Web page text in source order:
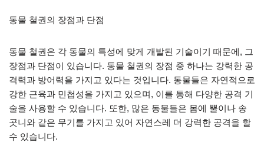
동물 철권의 장점과 단점
동물 철권은 각 동물의 특성에 맞게 개발된 기술이기 때문에, 그
장점과 단점이 있습니다. 동물 철권의 장점 중 하나는 강력한 공
격력과 방어력을 가지고 있다는 것입니다. 동물들은 자연적으로
강한 근육과 민첩성을 가지고 있으며, 이를 통해 다양한 공격 기
술을 사용할 수 있습니다. 또한, 많은 동물들은 몸에 뿔이나 송
곳니와 같은 무기를 가지고 있어 자연스레 더 강력한 공격을 할
수 있습니다.